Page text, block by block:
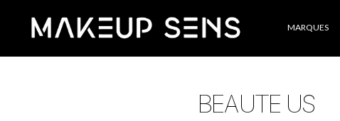
Catégories MARQUES